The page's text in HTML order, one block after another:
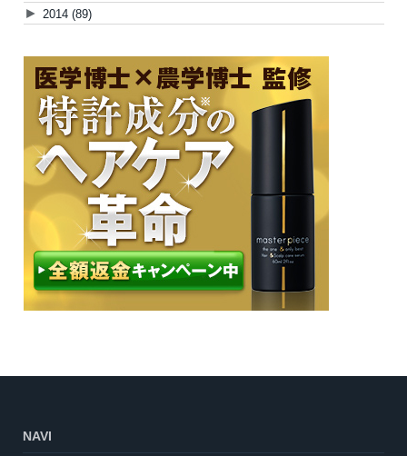
► 2014 (89)
NAVI